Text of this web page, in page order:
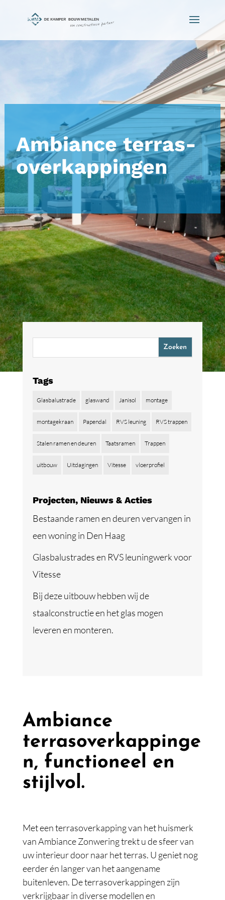
Ambiance terras-
overkappingen
Tags
Glasbalustrade glaswand Janisol montage
montagekraan Papendal RVS leuning RVS trappen
Stalen ramen en deuren Taatsramen Trappen
uitbouw Uitdagingen Vitesse vloerprofiel
Projecten, Nieuws & Acties
Bestaande ramen en deuren vervangen in
een woning in Den Haag
Glasbalustrades en RVS leuningwerk voor
Vitesse
Bij deze uitbouw hebben wij de
staalconstructie en het glas mogen
leveren en monteren.
Ambiance
terrasoverkappinge
n, functioneel en
stijlvol.
Met een terrasoverkapping van het huismerk
van Ambiance Zonwering trekt u de sfeer van
uw interieur door naar het terras. U geniet nog
eerder én langer van het aangename
buitenleven. De terrasoverkappingen zijn
verkrijgbaar in diverse modellen en